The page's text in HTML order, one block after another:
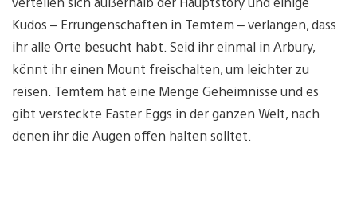
Kudos – Errungenschaften in Temtem – verlangen, dass
ihr alle Orte besucht habt. Seid ihr einmal in Arbury,
könnt ihr einen Mount freischalten, um leichter zu
reisen. Temtem hat eine Menge Geheimnisse und es
gibt versteckte Easter Eggs in der ganzen Welt, nach
denen ihr die Augen offen halten solltet.